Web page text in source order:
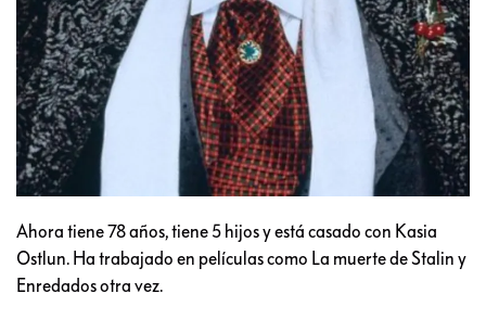
Ahora tiene 78 años, tiene 5 hijos y está casado con Kasia
Ostlun. Ha trabajado en películas como La muerte de Stalin y
Enredados otra vez.